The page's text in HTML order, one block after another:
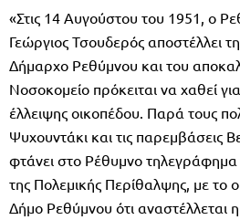
«Στις 14 Αυγούστου του 1951, ο
Γεώργιος Τσουδερός αποστέλλει
Δήμαρχο Ρεθύμνου και του
Νοσοκομείο πρόκειται να χαθεί
έλλειψης οικοπέδου. Παρά τους
Ψυχουντάκι και τις παρεμβάσεις
φτάνει στο Ρέθυμνο τηλεγράφημα
της Πολεμικής Περίθαλψης, με το
Δήμο Ρεθύμνου ότι αναστέλλεται